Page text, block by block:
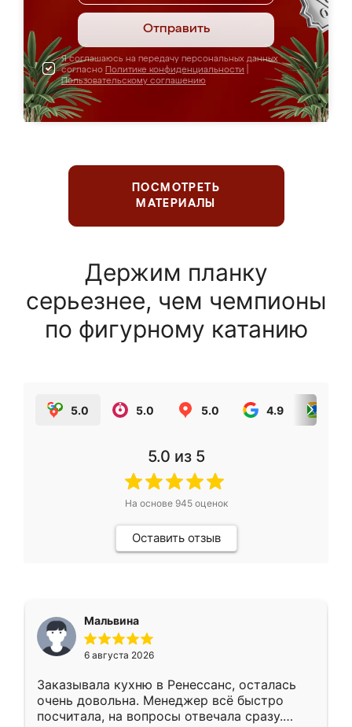
Отправить
Я соглашаюсь на передачу персональных данных
согласно Политике конфиденциальности
Пользовательскому соглашению
ПОСМОТРЕТЬ
МАТЕРИАЛЫ
Держим планку
серьезнее, чем чемпионы
по фигурному катанию
5.0 5.0 5.0 4.9
5.0 из 5
На основе 945оценок
Оставить отзыв
Мальвина
6 августа 2026
Заказывала кухню в Ренессанс, осталась
очень довольна. Менеджер всё быстро
посчитала, на вопросы отвечала сразу.